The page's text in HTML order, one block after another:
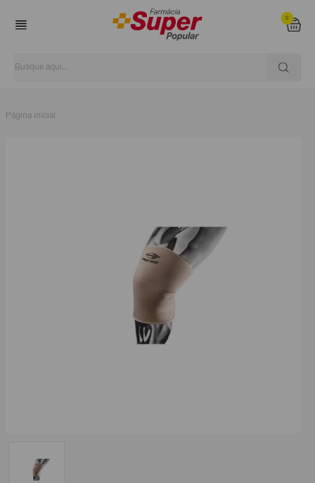
0
Página inicial